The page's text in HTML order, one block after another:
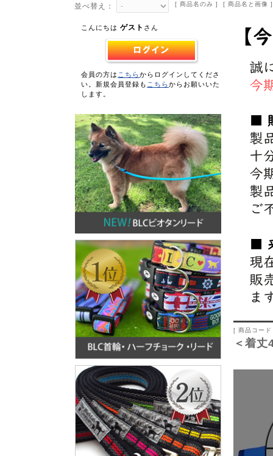
並べ替え： [ 商品名のみ ] [ 商品名と画像
[ 商品コー
＜着
こんにちは ゲスト さん
会員の方は こちらからログインしてくださ
い。新規会員登録も こちらからお願いいた
します。